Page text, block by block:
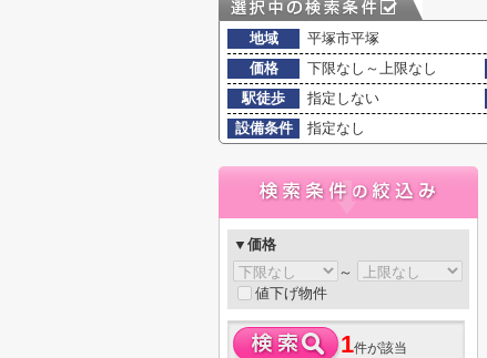
地域
平塚市平塚
価格
下限なし～上限なし
駅徒歩
指定しない
設備条件
指定なし
▼価格
～
値下げ物件
1件が該当